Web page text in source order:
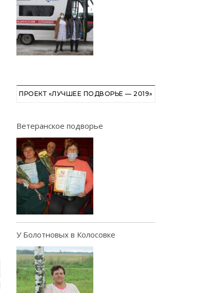
ПРОЕКТ «ЛУЧШЕЕ ПОДВОРЬЕ — 2019»
Ветеранское подворье
У Болотновых в Колосовке